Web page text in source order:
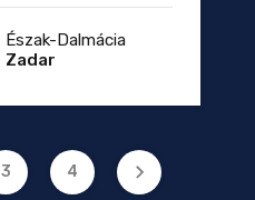
Észak-Dalmácia
Zadar
3 4